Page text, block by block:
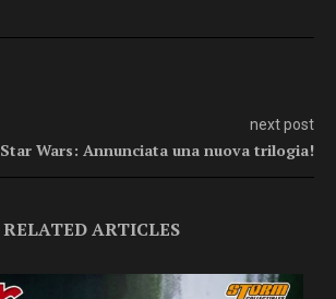
next post
Star Wars: Annunciata una nuova trilogia!
RELATED ARTICLES